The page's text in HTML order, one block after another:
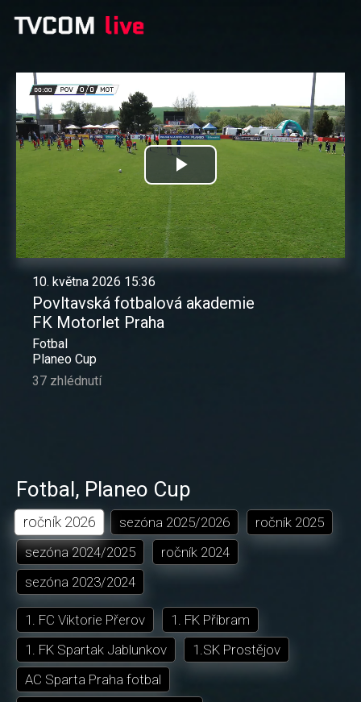
Přehrát
video
10. května 2026 15:36
Povltavská fotbalová akademie
FK Motorlet Praha
Fotbal
Planeo Cup
37 zhlédnutí
Fotbal, Planeo Cup
ročník 2026 sezóna 2025/2026 ročník 2025
sezóna 2024/2025 ročník 2024
sezóna 2023/2024
1. FC Viktorie Přerov
1. FK Příbram
1. FK Spartak Jablunkov
1.SK Prostějov
AC Sparta Praha fotbal